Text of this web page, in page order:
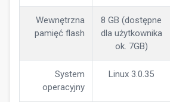
Wewnętrzna
pamięć flash
8 GB (dostępne
dla użytkownika
ok. 7GB)
System
operacyjny
Linux 3.0.35